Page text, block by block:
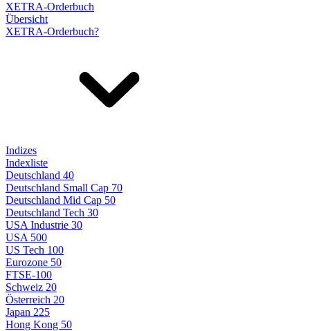
XETRA-Orderbuch
Übersicht
XETRA-Orderbuch?
Indizes
Indexliste
Deutschland 40
Deutschland Small Cap 70
Deutschland Mid Cap 50
Deutschland Tech 30
USA Industrie 30
USA 500
US Tech 100
Eurozone 50
FTSE-100
Schweiz 20
Österreich 20
Japan 225
Hong Kong 50